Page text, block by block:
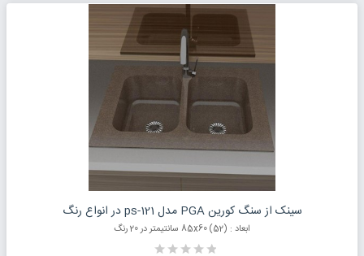
درخواست قیمت محصول سینک از سنگ کورین PGA مدل ps-121 در انواع رنگ
ابعاد : (52) 85x60 سانتیمتر در 20 رنگ